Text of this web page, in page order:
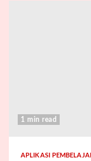
1 min read
APLIKASI